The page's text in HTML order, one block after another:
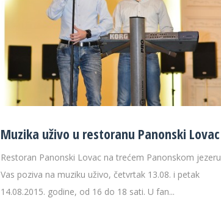
Muzika uživo u restoranu Panonski Lovac
Restoran Panonski Lovac na trećem Panonskom jezeru
Vas poziva na muziku uživo, četvrtak 13.08. i petak
14.08.2015. godine, od 16 do 18 sati. U fan...